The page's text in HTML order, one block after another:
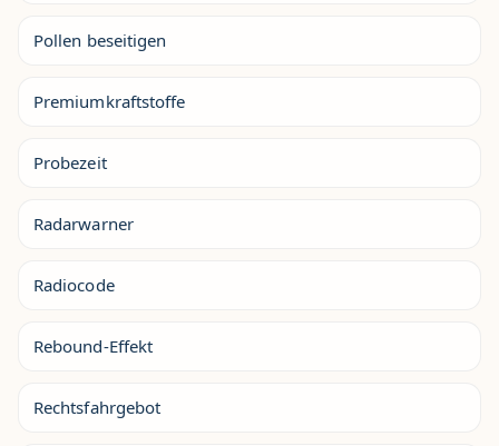
Pollen beseitigen
Premiumkraftstoffe
Probezeit
Radarwarner
Radiocode
Rebound-Effekt
Rechtsfahrgebot